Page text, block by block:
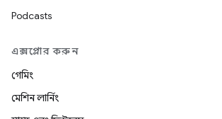
Podcasts
এক্সপ্লোর করুন
গেমিং
মেশিন লার্নিং